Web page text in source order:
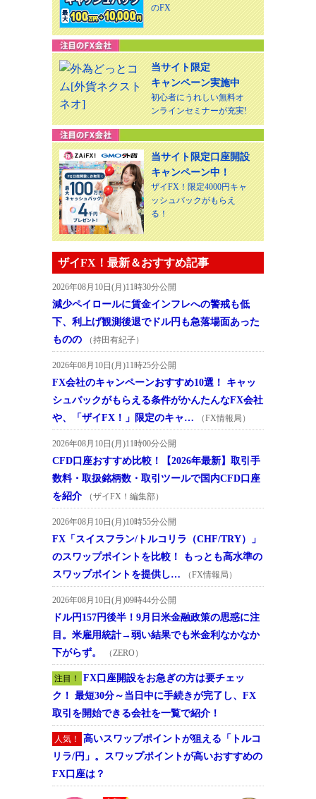
のFX
当サイト限定
キャンペーン実施中
初心者にうれしい無料オ
ンラインセミナーが充実!
当サイト限定口座開設
キャンペーン中！
ザイFX！限定4000円キャ
ッシュバックがもらえ
る！
ザイFX！最新＆おすすめ記事
2026年08月10日(月)11時30分公開
減少ペイロールに賃金インフレへの警戒も低
下、利上げ観測後退でドル円も急落場面あった
ものの
（持田有紀子）
2026年08月10日(月)11時25分公開
FX会社のキャンペーンおすすめ10選！ キャッ
シュバックがもらえる条件がかんたんなFX会社
や、「ザイFX！」限定のキャ…
（FX情報局）
2026年08月10日(月)11時00分公開
CFD口座おすすめ比較！【2026年最新】取引手
数料・取扱銘柄数・取引ツールで国内CFD口座
を紹介
（ザイFX！編集部）
2026年08月10日(月)10時55分公開
FX「スイスフラン/トルコリラ（CHF/TRY）」
のスワップポイントを比較！ もっとも高水準の
スワップポイントを提供し…
（FX情報局）
2026年08月10日(月)09時44分公開
ドル円157円後半！9月日米金融政策の思惑に注
目。米雇用統計→弱い結果でも米金利なかなか
下がらず。
（ZERO）
注目！
FX口座開設をお急ぎの方は要チェッ
ク！ 最短30分～当日中に手続きが完了し、FX
取引を開始できる会社を一覧で紹介！
人気！
高いスワップポイントが狙える「トルコ
リラ/円」。スワップポイントが高いおすすめの
FX口座は？